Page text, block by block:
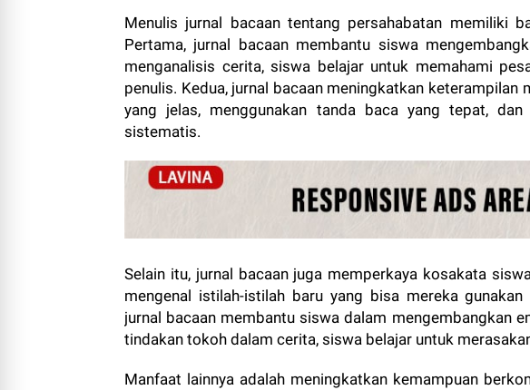
Menulis jurnal bacaan tentang persahabatan memiliki
Pertama, jurnal bacaan membantu siswa
menganalisis cerita, siswa belajar untuk memahami
penulis. Kedua, jurnal bacaan meningkatkan keterampilan
yang jelas, menggunakan tanda baca yang tepat,
sistematis.
Selain itu, jurnal bacaan juga memperkaya kosakata
mengenal istilah-istilah baru yang bisa mereka
jurnal bacaan membantu siswa dalam mengembangkan
tindakan tokoh dalam cerita, siswa belajar untuk
Manfaat lainnya adalah meningkatkan kemampuan